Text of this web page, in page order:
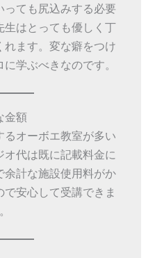
ても尻込みする必要
生はとっても優しく丁
ます。変な癖をつけ
学ぶべきなのです。
金額
るオーボエ教室が多い
代は既に記載料金に
余計な施設使用料がか
安心して受講できま